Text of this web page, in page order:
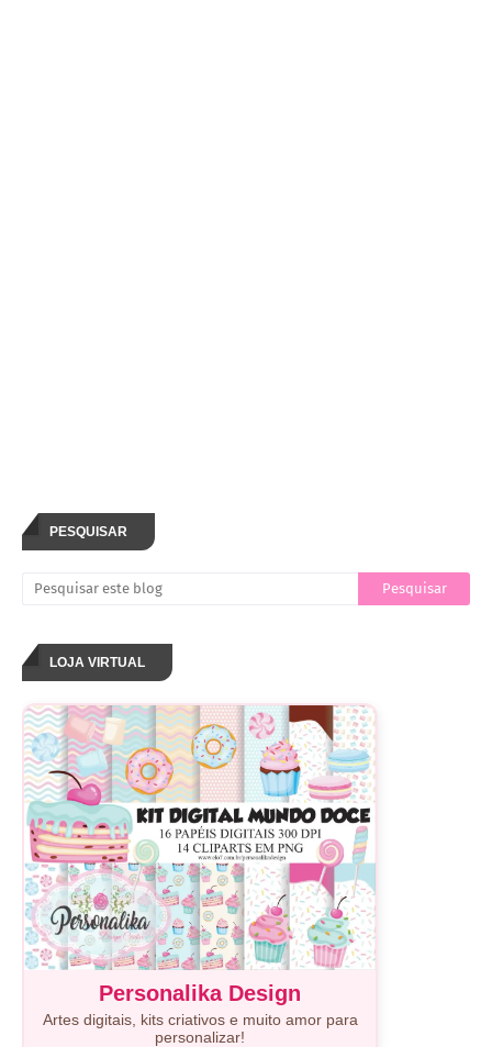
PESQUISAR
LOJA VIRTUAL
Personalika Design
Artes digitais, kits criativos e muito amor para
personalizar!